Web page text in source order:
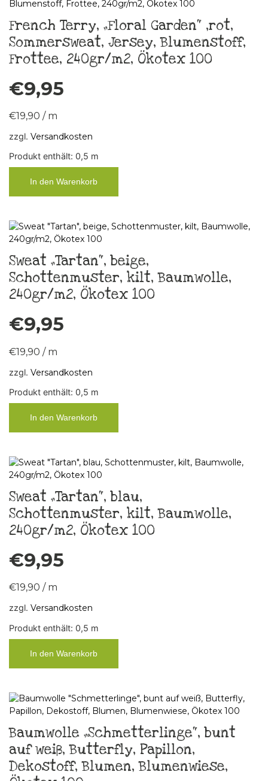
French Terry, „Floral Garden“ ,rot,
Sommersweat, Jersey, Blumenstoff,
Frottee, 240gr/m2, Ökotex 100
€9,95
€19,90 / m
zzgl. Versandkosten
Produkt enthält: 0,5 m
In den Warenkorb
Sweat „Tartan“, beige,
Schottenmuster, kilt, Baumwolle,
240gr/m2, Ökotex 100
€9,95
€19,90 / m
zzgl. Versandkosten
Produkt enthält: 0,5 m
In den Warenkorb
Sweat „Tartan“, blau,
Schottenmuster, kilt, Baumwolle,
240gr/m2, Ökotex 100
€9,95
€19,90 / m
zzgl. Versandkosten
Produkt enthält: 0,5 m
In den Warenkorb
Baumwolle „Schmetterlinge“, bunt
auf weiß, Butterfly, Papillon,
Dekostoff, Blumen, Blumenwiese,